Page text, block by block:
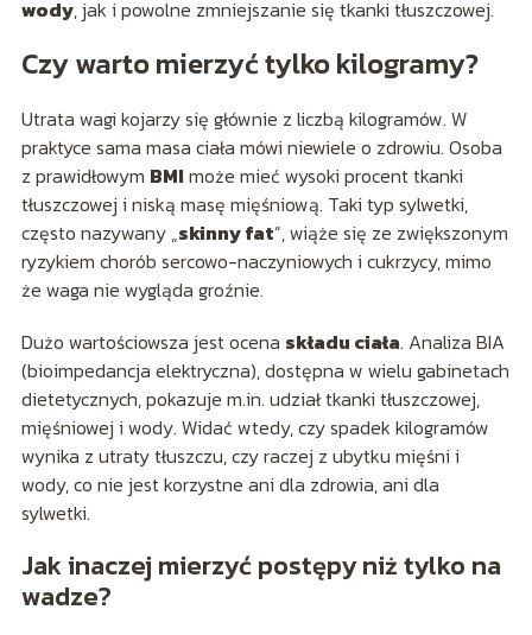
wody, jak i powolne zmniejszanie się tkanki tłuszczowej.
Czy warto mierzyć tylko kilogramy?
Utrata wagi kojarzy się głównie z liczbą kilogramów. W
praktyce sama masa ciała mówi niewiele o zdrowiu. Osoba
z prawidłowym BMI może mieć wysoki procent tkanki
tłuszczowej i niską masę mięśniową. Taki typ sylwetki,
często nazywany „skinny fat”, wiąże się ze zwiększonym
ryzykiem chorób sercowo-naczyniowych i cukrzycy, mimo
że waga nie wygląda groźnie.
Dużo wartościowsza jest ocena składu ciała. Analiza BIA
(bioimpedancja elektryczna), dostępna w wielu gabinetach
dietetycznych, pokazuje m.in. udział tkanki tłuszczowej,
mięśniowej i wody. Widać wtedy, czy spadek kilogramów
wynika z utraty tłuszczu, czy raczej z ubytku mięśni i
wody, co nie jest korzystne ani dla zdrowia, ani dla
sylwetki.
Jak inaczej mierzyć postępy niż tylko na
wadze?